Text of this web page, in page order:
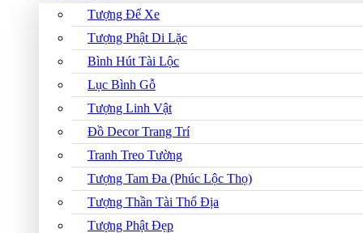
Tượng Để Xe
Tượng Phật Di Lặc
Bình Hút Tài Lộc
Lục Bình Gỗ
Tượng Linh Vật
Đồ Decor Trang Trí
Tranh Treo Tường
Tượng Tam Đa (Phúc Lộc Thọ)
Tượng Thần Tài Thổ Địa
Tượng Phật Đẹp